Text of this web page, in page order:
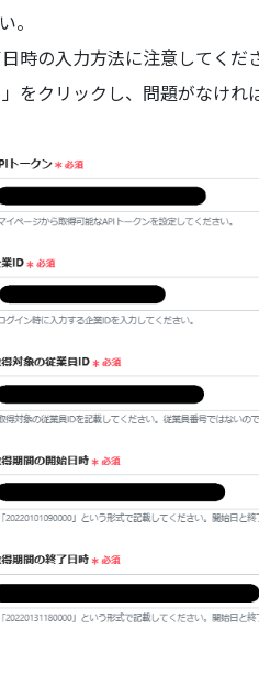
。
時の入力方法に注意してくだ
をクリックし、問題がなけ